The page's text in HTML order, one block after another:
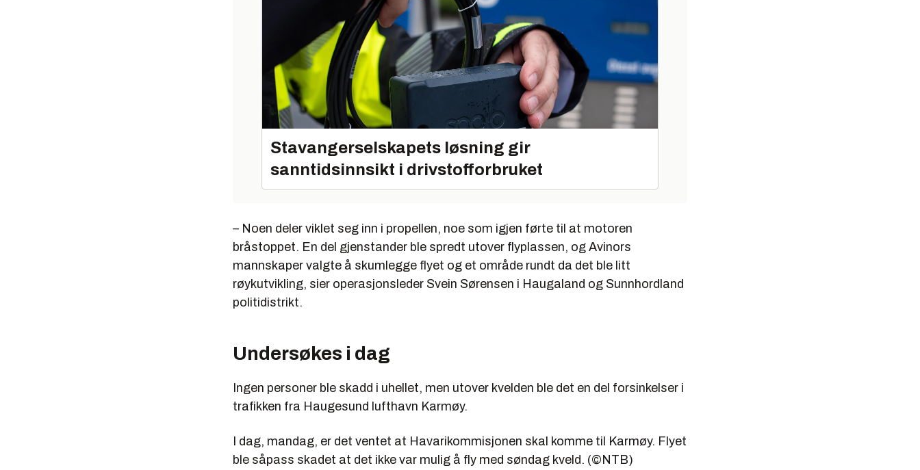
Stavangerselskapets løsning gir
sanntidsinnsikt i drivstofforbruket
– Noen deler viklet seg inn i propellen, noe som igjen førte til at motoren
bråstoppet. En del gjenstander ble spredt utover flyplassen, og Avinors
mannskaper valgte å skumlegge flyet og et område rundt da det ble litt
røykutvikling, sier operasjonsleder Svein Sørensen i Haugaland og Sunnhordland
politidistrikt.
Undersøkes i dag
Ingen personer ble skadd i uhellet, men utover kvelden ble det en del forsinkelser i
trafikken fra Haugesund lufthavn Karmøy.
I dag, mandag, er det ventet at Havarikommisjonen skal komme til Karmøy. Flyet
ble såpass skadet at det ikke var mulig å fly med søndag kveld. (©NTB)